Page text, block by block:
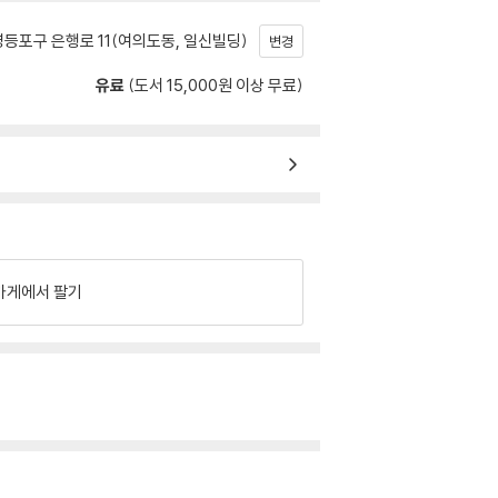
포구 은행로 11(여의도동, 일신빌딩) 변경
유료 (도서 15,000원 이상 무료)
게에서 팔기